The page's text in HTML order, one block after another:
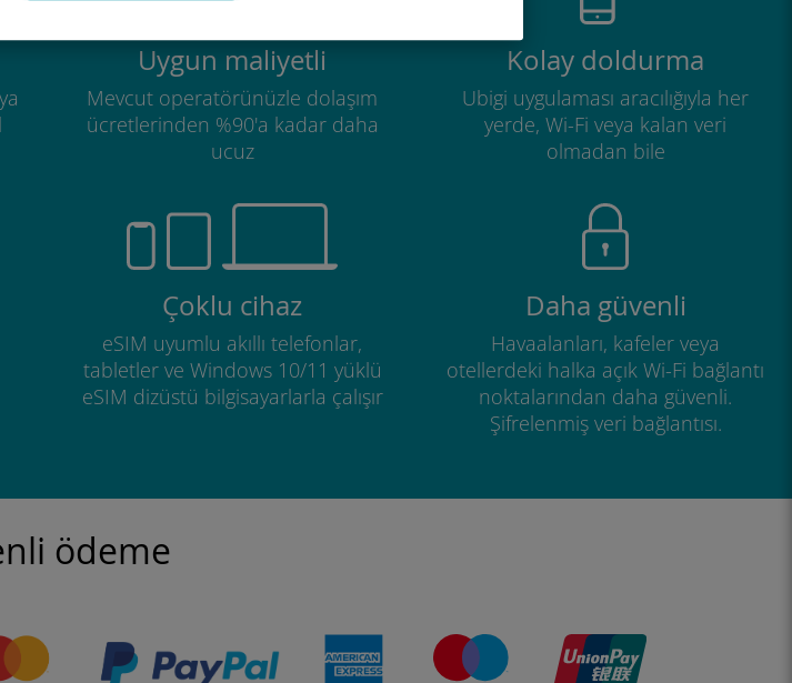
Uygun maliyetli
Mevcut operatörünüzle dolaşım
ücretlerinden %90'a kadar daha
ucuz
Kolay doldurma
Ubigi uygulaması aracılığıyla her
yerde, Wi-Fi veya kalan veri
olmadan bile
Çoklu cihaz
eSIM uyumlu akıllı telefonlar,
tabletler ve Windows 10/11 yüklü
eSIM dizüstü bilgisayarlarla çalışır
Daha güvenli
Havaalanları, kafeler veya
otellerdeki halka açık Wi-Fi bağlantı
noktalarından daha güvenli.
Şifrelenmiş veri bağlantısı.
ödeme